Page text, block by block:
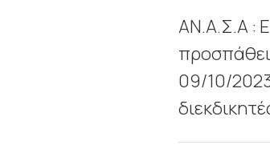
ΑΝ.Α.Σ.Α :
09/10/